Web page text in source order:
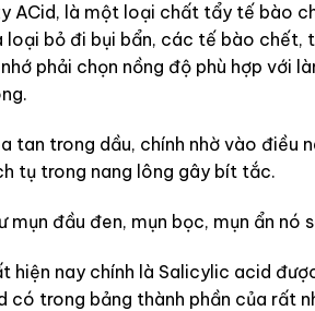
ACid, là một loại chất tẩy tế bào
bỏ đi bụi bẩn, các tế bào chết,
phải chọn nồng độ phù hợp với
tan trong dầu, chính nhờ vào
tụ trong nang lông gây bít tắc.
mụn đầu đen, mụn bọc, mụn ẩn
hiện nay chính là Salicylic acid
có trong bảng thành phần của rất